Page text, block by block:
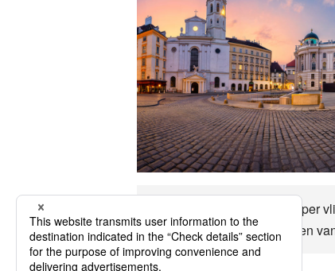
Oostenrijk Het is ongeveer per
Oostenrijk Laten we genieten